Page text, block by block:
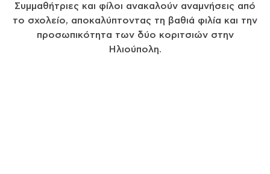
Συμμαθήτριες και φίλοι ανακαλούν αναμνήσεις από
το σχολείο, αποκαλύπτοντας τη βαθιά φιλία και την
προσωπικότητα των δύο κοριτσιών στην
Ηλιούπολη.